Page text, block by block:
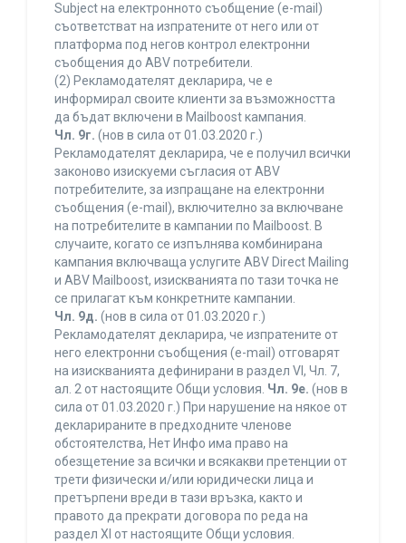
Subject на електронното съобщение (e-mail)
съответстват на изпратените от него или от
платформа под негов контрол електронни
съобщения до ABV потребители.
(2) Рекламодателят декларира, че е
информирал своите клиенти за възможността
да бъдат включени в Mailboost кампания.
Чл. 9г. (нов в сила от 01.03.2020 г.)
Рекламодателят декларира, че е получил всички
законово изискуеми съгласия от ABV
потребителите, за изпращане на електронни
съобщения (e-mail), включително за включване
на потребителите в кампании по Mailboost. В
случаите, когато се изпълнява комбинирана
кампания включваща услугите ABV Direct Mailing
и ABV Mailboost, изискванията по тази точка не
се прилагат към конкретните кампании.
Чл. 9д. (нов в сила от 01.03.2020 г.)
Рекламодателят декларира, че изпратените от
него електронни съобщения (e-mail) отговарят
на изискванията дефинирани в раздел VI, Чл. 7,
ал. 2 от настоящите Общи условия. Чл. 9е. (нов в
сила от 01.03.2020 г.) При нарушение на някое от
декларираните в предходните членове
обстоятелства, Нет Инфо има право на
обезщетение за всички и всякакви претенции от
трети физически и/или юридически лица и
претърпени вреди в тази връзка, както и
правото да прекрати договора по реда на
раздел XI от настоящите Общи условия.